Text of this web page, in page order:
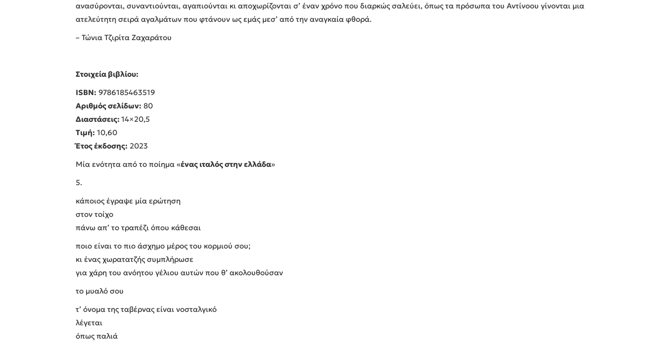
ανασύρονται, συναντιούνται, αγαπιούνται κι αποχωρίζονται σ’ έναν χρόνο που διαρκώς σαλεύει, όπως τα πρόσωπα του Αντίνοου γίνονται μια
ατελεύτητη σειρά αγαλμάτων που φτάνουν ως εμάς μεσ’ από την αναγκαία φθορά.
– Τώνια Τζιρίτα Ζαχαράτου
Στοιχεία βιβλίου:
ISBN: 9786185463519
Αριθμός σελίδων: 80
Διαστάσεις:14×20,5
Τιμή: 10,60
Έτος έκδοσης: 2023
Μία ενότητα από το ποίημα «ένας ιταλός στην ελλάδα»
5.
κάποιος έγραψε μία ερώτηση
στον τοίχο
πάνω απ’ το τραπέζι όπου κάθεσαι
ποιο είναι το πιο άσχημο μέρος του κορμιού σου;
κι ένας χωρατατζής συμπλήρωσε
για χάρη του ανόητου γέλιου αυτών που θ’ ακολουθούσαν
το μυαλό σου
τ’ όνομα της ταβέρνας είναι νοσταλγικό
λέγεται
όπως παλιά